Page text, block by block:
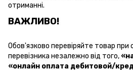
отриманні.
ВАЖЛИВО!
Обов'язково перевіряйте товар при
перевізника незалежно від того,
«онлайн оплата дебитовой/